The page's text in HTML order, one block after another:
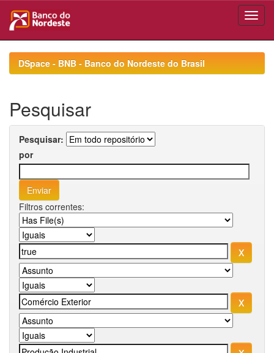
navigationDSpace - BNB - Banco do Nordeste do Brasil
Pesquisar
Pesquisar:
por
Filtros correntes: